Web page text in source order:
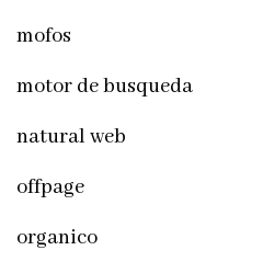
mofos
motor de busqueda
natural web
offpage
organico